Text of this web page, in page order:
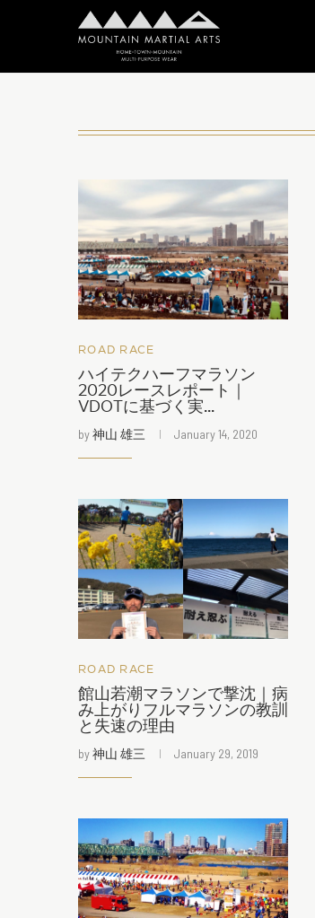
ROAD RACE
ハイテクハーフマラソン
2020レースレポート｜
VDOTに基づく実...
by神山 雄三 January 14, 2020
ROAD RACE
館山若潮マラソンで撃沈｜病
み上がりフルマラソンの教訓
と失速の理由
by神山 雄三 January 29, 2019